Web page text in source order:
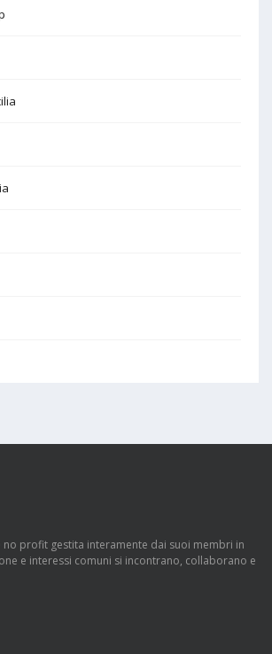
no profit gestita interamente dai suoi membri in
e interessi comuni si incontrano, collaborano e